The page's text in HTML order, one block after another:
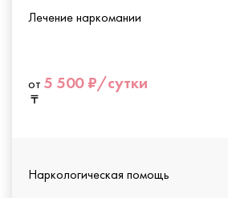
Лечение наркомании
от 5 500 ₽/сутки
Наркологическая помощь